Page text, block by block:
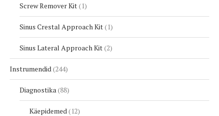
Screw Remover Kit 1
Sinus Crestal Approach Kit 1
Sinus Lateral Approach Kit 2
Instrumendid 244
Diagnostika 88
Käepidemed 12